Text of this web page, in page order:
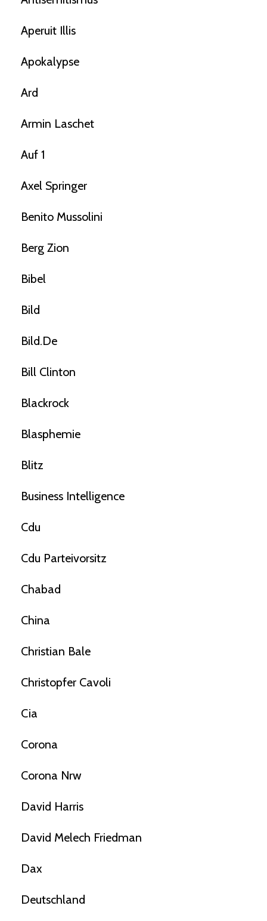
Aperuit Illis
Apokalypse
Ard
Armin Laschet
Auf 1
Axel Springer
Benito Mussolini
Berg Zion
Bibel
Bild
Bild.de
Bill Clinton
Blackrock
Blasphemie
Blitz
Business Intelligence
Cdu
Cdu Parteivorsitz
Chabad
China
Christian Bale
Christopfer Cavoli
Cia
Corona
Corona Nrw
David Harris
David Melech Friedman
Dax
Deutschland